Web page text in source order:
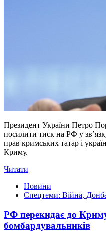
Президент України Петро
посилити тиск на РФ у
прав кримських татар і
Криму.
Читати
Новини
Спецтеми: Війна,
РФ перекидає до
бомбардувальників